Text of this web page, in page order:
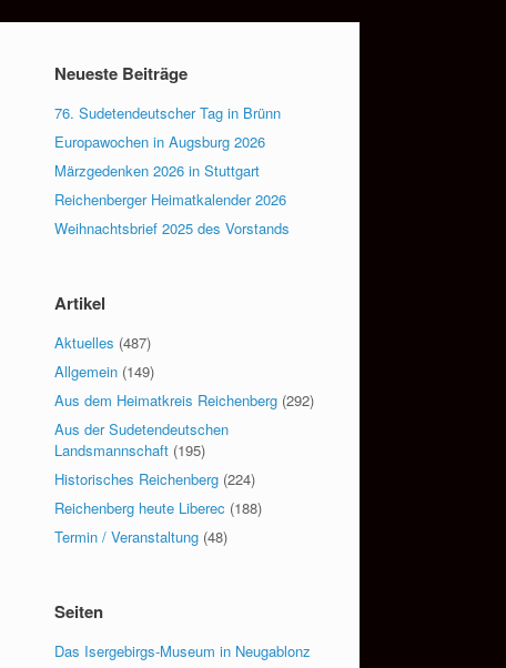
Neueste Beiträge
76. Sudetendeutscher Tag in Brünn
Europawochen in Augsburg 2026
Märzgedenken 2026 in Stuttgart
Reichenberger Heimatkalender 2026
Weihnachtsbrief 2025 des Vorstands
Artikel
Aktuelles (487)
Allgemein (149)
Aus dem Heimatkreis Reichenberg (292)
Aus der Sudetendeutschen
Landsmannschaft (195)
Historisches Reichenberg (224)
Reichenberg heute Liberec (188)
Termin / Veranstaltung (48)
Seiten
Das Isergebirgs-Museum in Neugablonz